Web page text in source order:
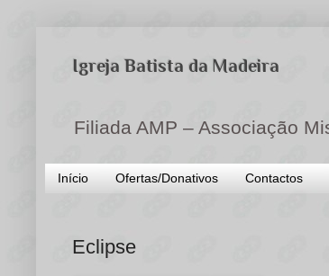
Igreja Batista da Madeira
Filiada AMP – Associação
Início Ofertas/Donativos Contactos
Eclipse